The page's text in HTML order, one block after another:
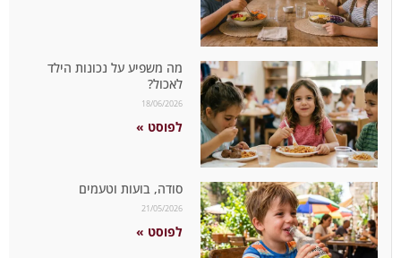
מה משפיע על נכונות הילד
לאכול?
18/06/2026
לפוסט »
סודה, בועות וטעמים
21/05/2026
לפוסט »